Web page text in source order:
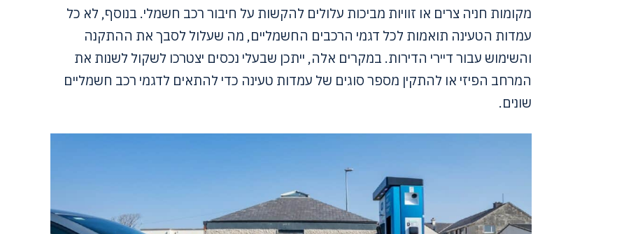
מקומות חניה צרים או זוויות מביכות עלולים להקשות על חיבור רכב חשמלי. בנוסף, לא כל
עמדות הטעינה תואמות לכל דגמי הרכבים החשמליים, מה שעלול לסבך את ההתקנה
והשימוש עבור דיירי הדירות. במקרים אלה, ייתכן שבעלי נכסים יצטרכו לשקול לשנות את
המרחב הפיזי או להתקין מספר סוגים של עמדות טעינה כדי להתאים לדגמי רכב חשמליים
שונים.